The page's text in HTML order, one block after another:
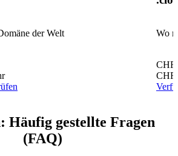
der Welt Wo
CHF
CHF
Häufig gestellte Fragen
(FAQ)